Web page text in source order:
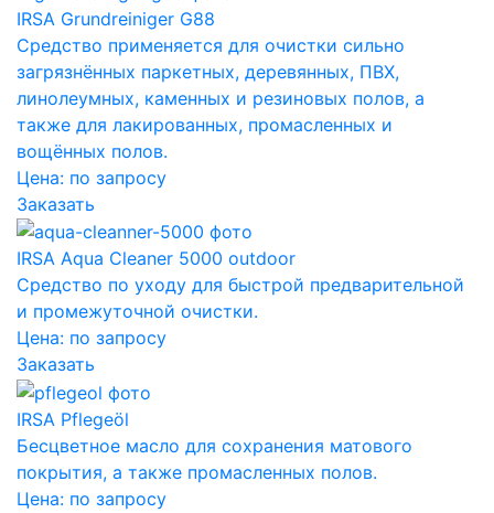
IRSA Grundreiniger G88
Средство применяется для очистки сильно
загрязнённых паркетных, деревянных, ПВХ,
линолеумных, каменных и резиновых полов, а
также для лакированных, промасленных и
вощённых полов.
Цена: по запросу
Заказать
IRSA Aqua Cleaner 5000 outdoor
Средство по уходу для быстрой предварительной
и промежуточной очистки.
Цена: по запросу
Заказать
IRSA Pflegeöl
Бесцветное масло для сохранения матового
покрытия, а также промасленных полов.
Цена: по запросу